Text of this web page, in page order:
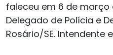
faleceu em 6 de março
Delegado de Polícia e
Rosário/SE. Intendente